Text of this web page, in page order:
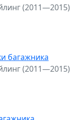
(2011—2015)
багажника
(2011—2015)